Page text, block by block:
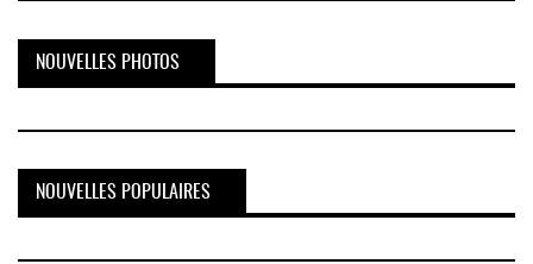
NOUVELLES PHOTOS
NOUVELLES POPULAIRES